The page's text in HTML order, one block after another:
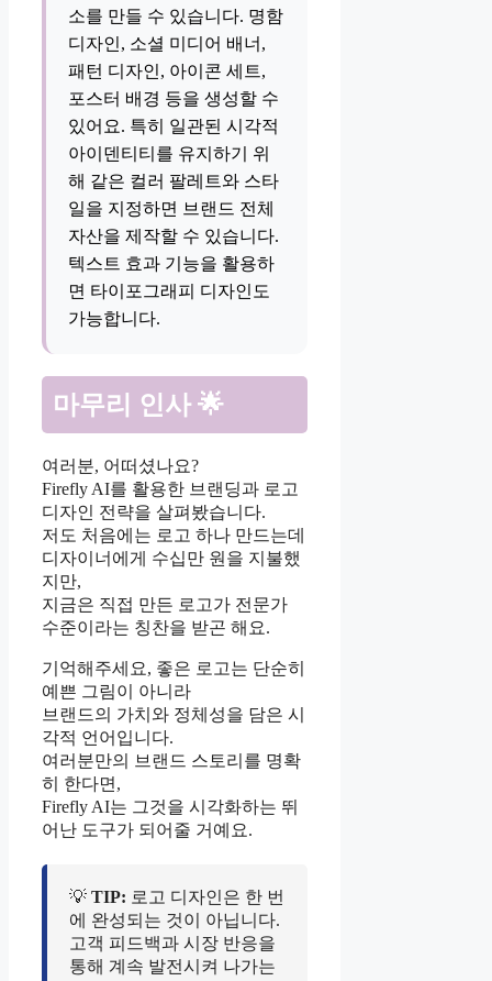
소를 만들 수 있습니다. 명함
디자인, 소셜 미디어 배너,
패턴 디자인, 아이콘 세트,
포스터 배경 등을 생성할 수
있어요. 특히 일관된 시각적
아이덴티티를 유지하기 위
해 같은 컬러 팔레트와 스타
일을 지정하면 브랜드 전체
자산을 제작할 수 있습니다.
텍스트 효과 기능을 활용하
면 타이포그래피 디자인도
가능합니다.
마무리 인사 🌟
여러분, 어떠셨나요?
Firefly AI를 활용한 브랜딩과 로고
디자인 전략을 살펴봤습니다.
저도 처음에는 로고 하나 만드는데
디자이너에게 수십만 원을 지불했
지만,
지금은 직접 만든 로고가 전문가
수준이라는 칭찬을 받곤 해요.
기억해주세요, 좋은 로고는 단순히
예쁜 그림이 아니라
브랜드의 가치와 정체성을 담은 시
각적 언어입니다.
여러분만의 브랜드 스토리를 명확
히 한다면,
Firefly AI는 그것을 시각화하는 뛰
어난 도구가 되어줄 거예요.
💡 TIP: 로고 디자인은 한 번
에 완성되는 것이 아닙니다.
고객 피드백과 시장 반응을
통해 계속 발전시켜 나가는